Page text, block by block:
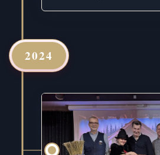
2024